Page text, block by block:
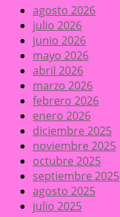
agosto 2026
julio 2026
junio 2026
mayo 2026
abril 2026
marzo 2026
febrero 2026
enero 2026
diciembre 2025
noviembre 2025
octubre 2025
septiembre 2025
agosto 2025
julio 2025